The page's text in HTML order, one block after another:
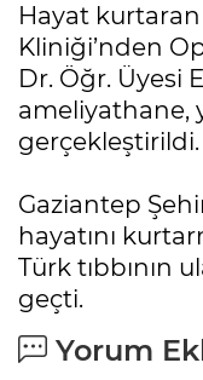
Hayat
Kliniği’nden
Dr. Öğr. Üyesi
ameliyathane,
gerçekleştirildi.
Gaziantep
hayatını
Türk tıbbının
geçti.
Yorum